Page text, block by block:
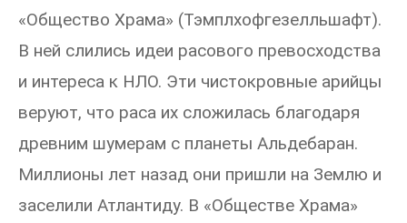
«Общество Храма» (Тэмплхофгезелльшафт).
В ней слились идеи расового превосходства
и интереса к НЛО. Эти чистокровные арийцы
веруют, что раса их сложилась благодаря
древним шумерам с планеты Альдебаран.
Миллионы лет назад они пришли на Землю и
заселили Атлантиду. В «Обществе Храма»